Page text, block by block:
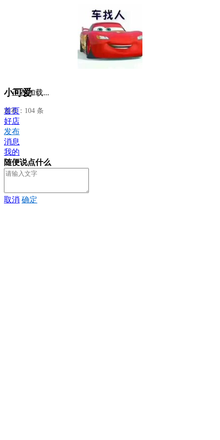
小可爱
发布：104 条
正在加载...
首页
好店
发布
消息
我的
随便说点什么
取消 确定